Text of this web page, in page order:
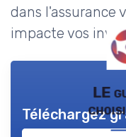
dans l'assurance
impacte vos
LE
Téléchargez